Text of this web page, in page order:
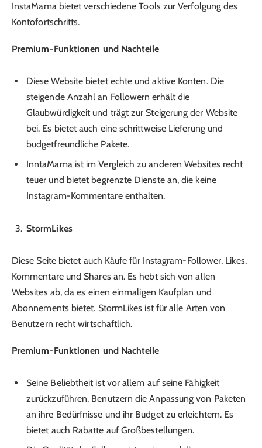
InstaMama bietet verschiedene Tools zur Verfolgung des
Kontofortschritts.
Premium-Funktionen und Nachteile
Diese Website bietet echte und aktive Konten. Die
steigende Anzahl an Followern erhält die
Glaubwürdigkeit und trägt zur Steigerung der Website
bei. Es bietet auch eine schrittweise Lieferung und
budgetfreundliche Pakete.
InntaMama ist im Vergleich zu anderen Websites recht
teuer und bietet begrenzte Dienste an, die keine
Instagram-Kommentare enthalten.
StormLikes
Diese Seite bietet auch Käufe für Instagram-Follower, Likes,
Kommentare und Shares an. Es hebt sich von allen
Websites ab, da es einen einmaligen Kaufplan und
Abonnements bietet. StormLikes ist für alle Arten von
Benutzern recht wirtschaftlich.
Premium-Funktionen und Nachteile
Seine Beliebtheit ist vor allem auf seine Fähigkeit
zurückzuführen, Benutzern die Anpassung von Paketen
an ihre Bedürfnisse und ihr Budget zu erleichtern. Es
bietet auch Rabatte auf Großbestellungen.